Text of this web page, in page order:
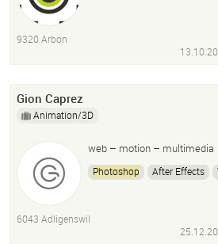
Produktvisualisierung
Illustration
Animation
9320 Arbon
Gion Caprez
Animation/3D
web – motion – multimedia
Photoshop After Effects
6043 Adligenswil